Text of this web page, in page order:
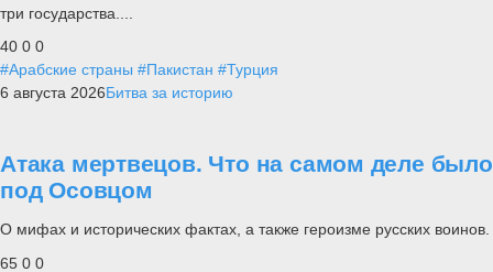
три государства....
40 0 0
#Арабские страны #Пакистан #Турция
6 августа 2026Битва за историю
Атака мертвецов. Что на самом деле было
под Осовцом
О мифах и исторических фактах, а также героизме русских воинов.
65 0 0